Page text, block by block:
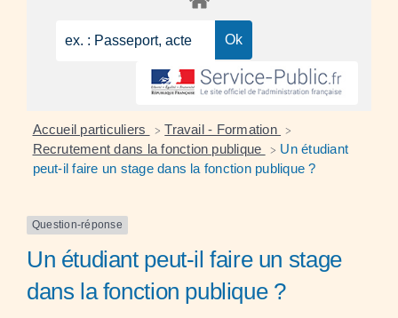
Accueil particuliers > Travail - Formation >
Recrutement dans la fonction publique > Un étudiant
peut-il faire un stage dans la fonction publique ?
Question-réponse
Un étudiant peut-il faire un stage
dans la fonction publique ?